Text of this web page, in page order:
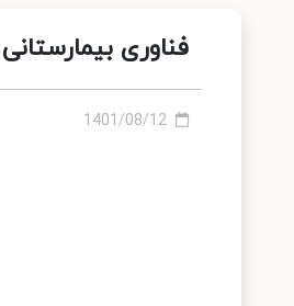
فناوری بیمارستانی
1401/08/12